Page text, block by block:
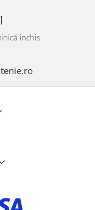
închis